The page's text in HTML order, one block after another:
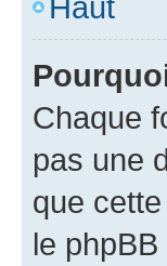
Chaque
pas une
que
le